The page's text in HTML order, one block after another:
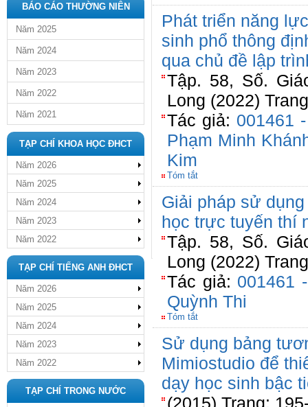
BÁO CÁO THƯỜNG NIÊN
Năm 2025
Năm 2024
Năm 2023
Năm 2022
Năm 2021
TẠP CHÍ KHOA HỌC ĐHCT
Năm 2026
Năm 2025
Năm 2024
Năm 2023
Năm 2022
TẠP CHÍ TIẾNG ANH ĐHCT
Năm 2026
Năm 2025
Năm 2024
Năm 2023
Năm 2022
TẠP CHÍ TRONG NƯỚC
Phát triển năng
sinh phổ thông
qua chủ đề lập
Tập. 58, Số.
Long (2022)
Tác giả: 001461
Phạm Minh
Kim
Tóm tắt
Giải pháp sử
học trực tuyến thí
Tập. 58, Số.
Long (2022)
Tác giả: 001461
Quỳnh Thi
Tóm tắt
Sử dụng bảng
Mimiostudio để
dạy học sinh bậc
(2015) Trang: